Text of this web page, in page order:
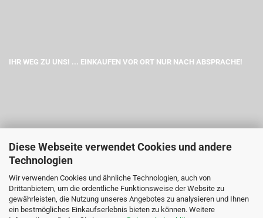
Diese Webseite verwendet Cookies und andere
Technologien
Wir verwenden Cookies und ähnliche Technologien, auch von
Drittanbietern, um die ordentliche Funktionsweise der Website zu
gewährleisten, die Nutzung unseres Angebotes zu analysieren und Ihnen
ein bestmögliches Einkaufserlebnis bieten zu können. Weitere
IHR WEG ZU UNS! ... EINKAUFEN VOR ORT NUR NACH ABSPRACHE!